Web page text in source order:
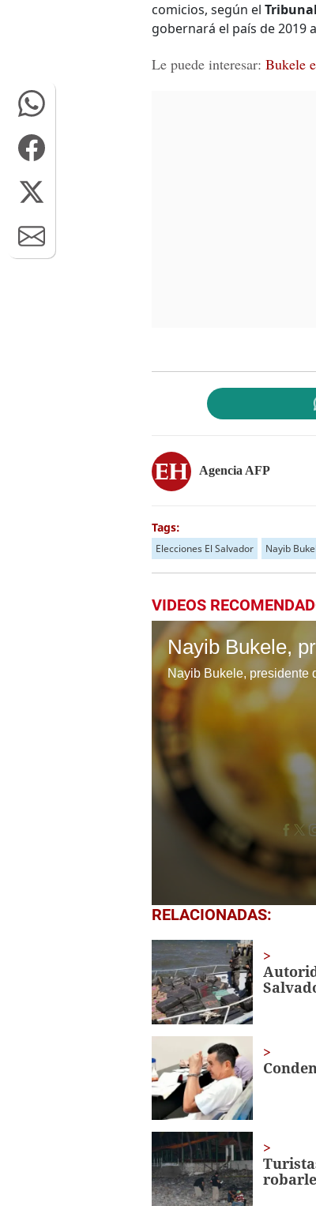
comicios, según el
gobernará el país de 2019
Le puede interesar: Bukele
Agencia AFP
Tags:
Elecciones El Salvador Nayib
VIDEOS
0
seconds
minutes,
19
secondsVolume
0%
RELACIONADAS: